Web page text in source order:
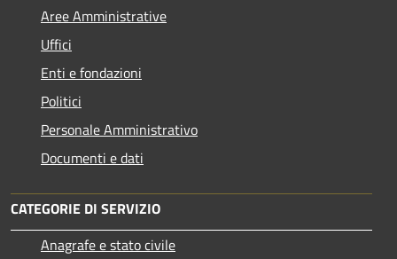
Aree Amministrative
Uffici
Enti e fondazioni
Politici
Personale Amministrativo
Documenti e dati
CATEGORIE DI SERVIZIO
Anagrafe e stato civile